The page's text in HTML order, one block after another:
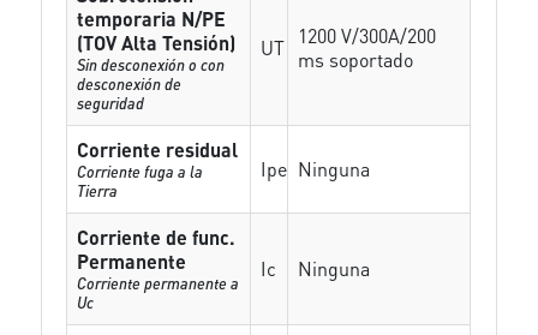
temporaria N/PE
(TOV Alta Tensión)
Sin desconexión o con
desconexión de
seguridad
UT
1200 V/300A/200
ms soportado
Corriente residual
Corriente fuga a la
Tierra
Ipe Ninguna
Corriente de func.
Permanente
Corriente permanente a
Uc
Ic Ninguna